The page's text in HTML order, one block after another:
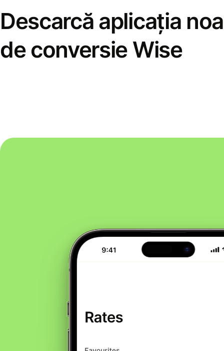
Descarcă aplicația
de conversie Wise